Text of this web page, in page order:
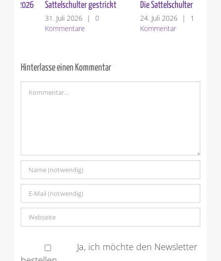
Die Sattelschulter
24. Juli 2026 |
1
Kommentar
Garnvorstellung: Woolly
Hugs BOUCLE`
17. Juli 2026 | 0
Kommentar
Ja, ich möchte den Newsletter